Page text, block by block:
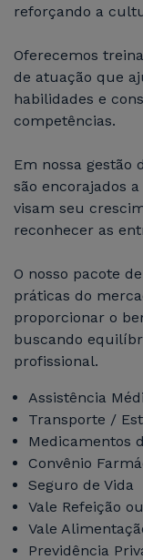
reforçando a
Oferecemos
de atuação que
habilidades e
competências.
Em nossa gestão
são encorajados
visam seu
reconhecer as
O nosso pacote
práticas do
proporcionar o
buscando
profissional.
Assistência
Transporte /
Medicamentos
Convênio
Seguro de Vida
Vale Refeição
Vale
Previdência